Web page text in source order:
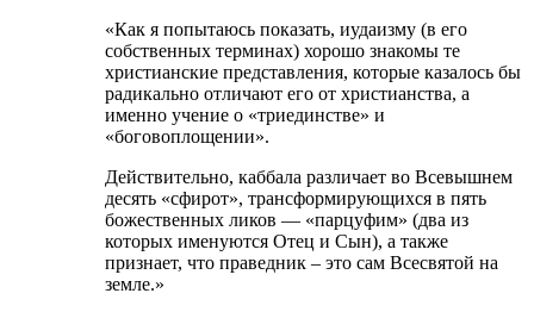
«Как я попытаюсь показать, иудаизму (в его
собственных терминах) хорошо знакомы те
христианские представления, которые казалось бы
радикально отличают его от христианства, а
именно учение о «триединстве» и
«боговоплощении».
Действительно, каббала различает во Всевышнем
десять «сфирот», трансформирующихся в пять
божественных ликов — «парцуфим» (два из
которых именуются Отец и Сын), а также
признает, что праведник – это сам Всесвятой на
земле.»